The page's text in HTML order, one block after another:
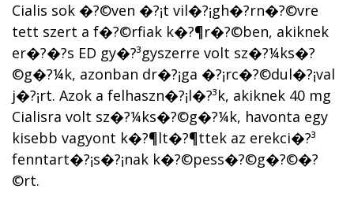
Cialis sok �?©ven �?¡t vil�?¡gh�?­rn�?©vre
tett szert a f�?©rfiak k�?¶r�?©ben, akiknek
er�?�?s ED gy�?³gyszerre volt sz�?¼ks�?
©g�?¼k, azonban dr�?¡ga �?¡rc�?©dul�?¡val
j�?¡rt. Azok a felhaszn�?¡l�?³k, akiknek 40 mg
Cialisra volt sz�?¼ks�?©g�?¼k, havonta egy
kisebb vagyont k�?¶lt�?¶ttek az erekci�?³
fenntart�?¡s�?¡nak k�?©pess�?©g�?©�?
©rt.